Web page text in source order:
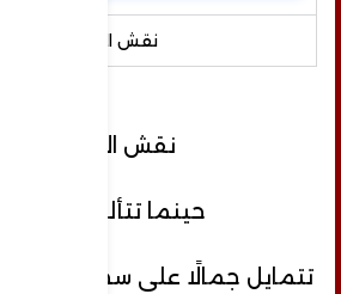
نقش الأبجدية
نقش الأبجدية
حينما تتألق الحروف
تتمايل جمالًا على سجادة مطلع